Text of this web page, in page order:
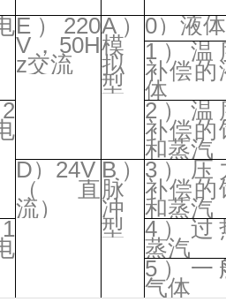
E）220
V，50H
z交流
A）
模
拟
型
0）液体
1）温
补偿的
体
2）温
补偿的
和蒸汽
D）24V
（直
流）
B）
脉
冲
型
3）压
补偿的
和蒸汽
4）过
蒸汽
5）一
气体